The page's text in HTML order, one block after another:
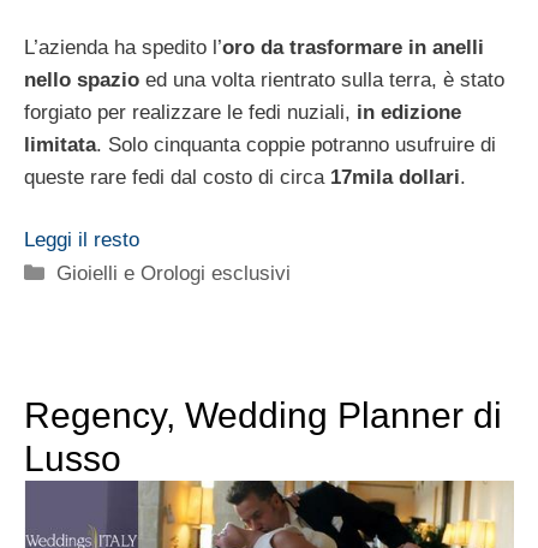
L’azienda ha spedito l’oro da trasformare in anelli
nello spazio ed una volta rientrato sulla terra, è stato
forgiato per realizzare le fedi nuziali, in edizione
limitata. Solo cinquanta coppie potranno usufruire di
queste rare fedi dal costo di circa 17mila dollari.
Leggi il resto
Categorie
Gioielli e Orologi esclusivi
Regency, Wedding Planner di
Lusso